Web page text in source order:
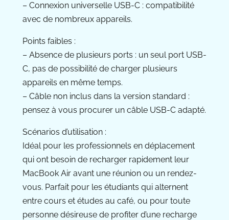
– Connexion universelle USB-C : compatibilité
avec de nombreux appareils.
Points faibles :
– Absence de plusieurs ports : un seul port USB-
C, pas de possibilité de charger plusieurs
appareils en même temps.
– Câble non inclus dans la version standard :
pensez à vous procurer un câble USB-C adapté.
Scénarios d’utilisation :
Idéal pour les professionnels en déplacement
qui ont besoin de recharger rapidement leur
MacBook Air avant une réunion ou un rendez-
vous. Parfait pour les étudiants qui alternent
entre cours et études au café, ou pour toute
personne désireuse de profiter d’une recharge